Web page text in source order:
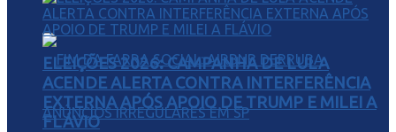
ELEIÇÕES 2026: CAMPANHA DE LULA
ACENDE ALERTA CONTRA INTERFERÊNCIA
EXTERNA APÓS APOIO DE TRUMP E MILEI A
FLÁVIO